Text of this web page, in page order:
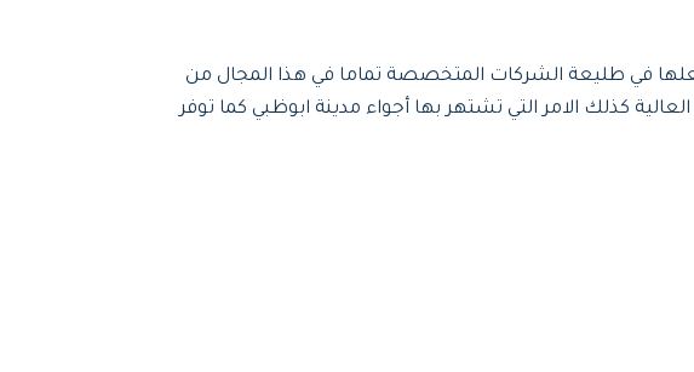
في طليعة الشركات المتخصصة تماما في هذا المجال من
كذلك الامر التي تشتهر بها أجواء مدينة ابوظبي كما توفر